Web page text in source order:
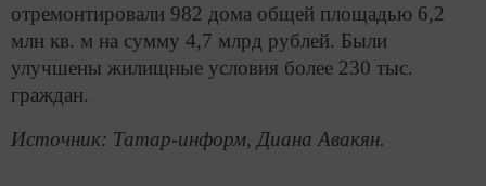
отремонтировали 982 дома общей площадью 6,2
млн кв. м на сумму 4,7 млрд рублей. Были
улучшены жилищные условия более 230 тыс.
граждан.
Источник: Татар-информ, Диана Авакян.